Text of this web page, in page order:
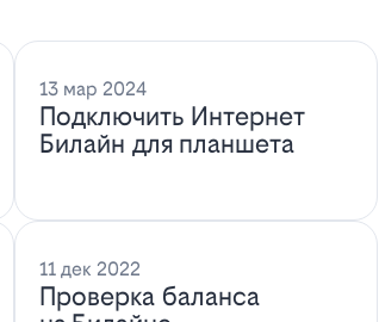
13 мар 2024
Подключить Интернет
Билайн для планшета
11 дек 2022
Проверка баланса